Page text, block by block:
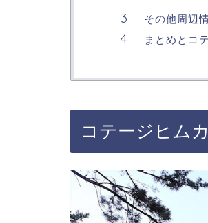
その他周辺
まとめとコ
コテージヒム